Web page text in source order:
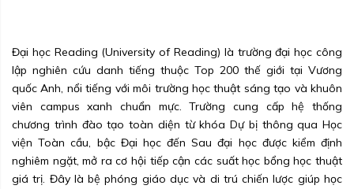
Đại học Reading (University of Reading) là trường đại học công
lập nghiên cứu danh tiếng thuộc Top 200 thế giới tại Vương
quốc Anh, nổi tiếng với môi trường học thuật sáng tạo và khuôn
viên campus xanh chuẩn mực. Trường cung cấp hệ thống
chương trình đào tạo toàn diện từ khóa Dự bị thông qua Học
viện Toàn cầu, bậc Đại học đến Sau đại học được kiểm định
nghiêm ngặt, mở ra cơ hội tiếp cận các suất học bổng học thuật
giá trị. Đây là bệ phóng giáo dục và di trú chiến lược giúp học